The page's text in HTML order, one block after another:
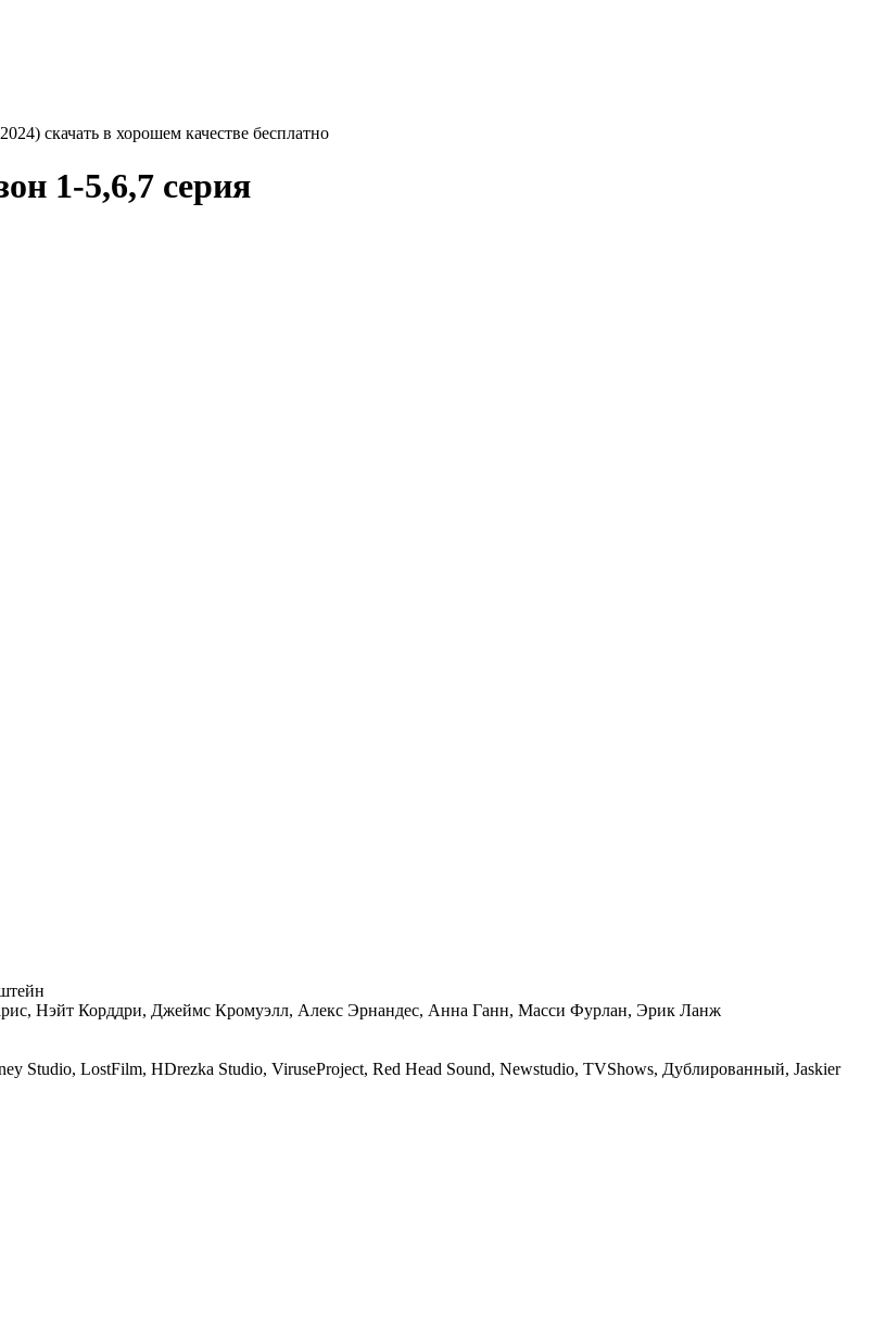
скачать в хорошем качестве бесплатно
1-5,6,7 серия
Нэйт Корддри, Джеймс Кромуэлл, Алекс Эрнандес, Анна Ганн, Масси Фурлан, Эрик Ланж
Studio, LostFilm, HDrezka Studio, ViruseProject, Red Head Sound, Newstudio, TVShows, Дублированный, Jaskier